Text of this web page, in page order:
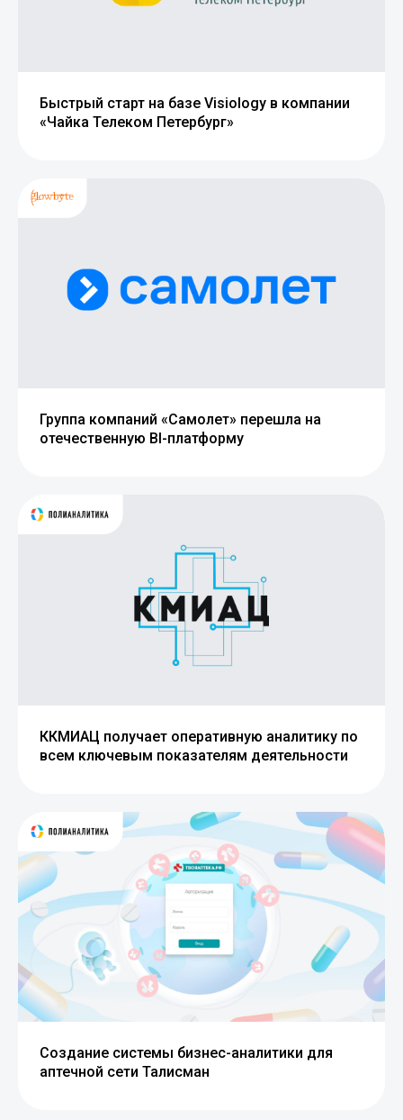
Быстрый старт на базе Visiology в компании
«Чайка Телеком Петербург»
Группа компаний «Самолет» перешла на
отечественную BI-платформу
ККМИАЦ получает оперативную аналитику по
всем ключевым показателям деятельности
Создание системы бизнес-аналитики для
аптечной сети Талисман